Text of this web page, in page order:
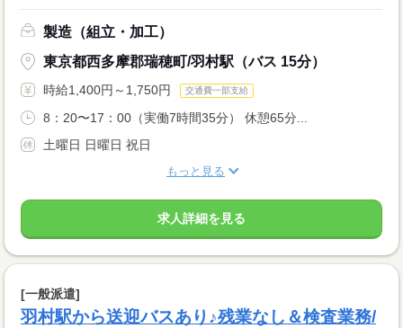
製造（組立・加工）
東京都西多摩郡瑞穂町/羽村駅（バス 15分）
時給1,400円～1,750円 交通費一部支給
8：20〜17：00（実働7時間35分） 休憩65分...
土曜日 日曜日 祝日
もっと見る
求人詳細を見る
[一般派遣]
羽村駅から送迎バスあり♪残業なし＆検査業務/